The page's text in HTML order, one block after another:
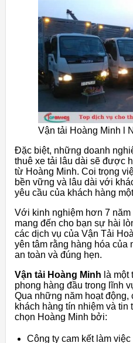
Vận tải Hoàng Minh l
Đặc biệt, những doanh
thuê xe tải lâu dài sẽ được
từ Hoàng Minh. Coi trọng
bền vững và lâu dài với
yêu cầu của khách hàng
Với kinh nghiệm hơn 7
mang đến cho bạn sự hài
các dịch vụ của Vận Tải
yên tâm rằng hàng hóa
an toàn và đúng hẹn.
Vận tải Hoàng Minh là
phong hàng đầu trong lĩnh
Qua những năm hoạt
khách hàng tín nhiệm và
chọn Hoàng Minh bởi:
Công ty cam kết làm